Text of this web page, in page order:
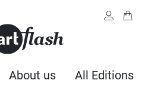
About us All Editions